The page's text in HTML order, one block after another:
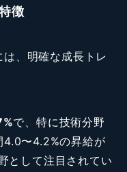
徴
、明確な成長トレ
で、特に技術分野
4.0〜4.2%の昇給が
として注目されてい